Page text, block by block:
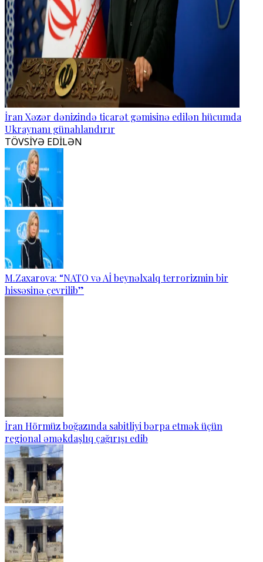
İran Xəzər dənizində ticarət gəmisinə edilən hücumda
Ukraynanı günahlandırır
TÖVSİYƏ EDİLƏN
M.Zaxarova: “NATO və Aİ beynəlxalq terrorizmin bir
hissəsinə çevrilib”
İran Hörmüz boğazında sabitliyi bərpa etmək üçün
regional əməkdaşlıq çağırışı edib